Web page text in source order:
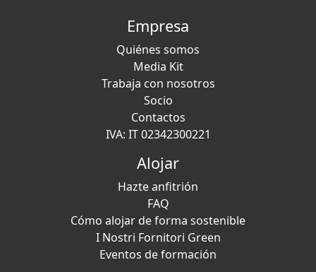
Empresa
Quiénes somos
Media Kit
Trabaja con nosotros
Socio
Contactos
IVA: IT 02342300221
Alojar
Hazte anfitrión
FAQ
Cómo alojar de forma sostenible
I Nostri Fornitori Green
Eventos de formación